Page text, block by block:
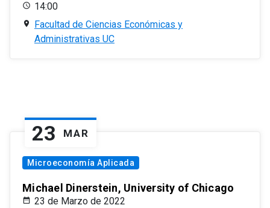
14:00
Facultad de Ciencias Económicas y
Administrativas UC
23 MAR
Microeconomía Aplicada
Michael Dinerstein, University of Chicago
23 de Marzo de 2022